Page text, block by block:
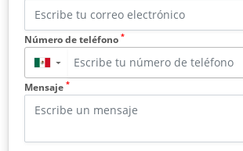
Número de teléfono *
▼
Mensaje *